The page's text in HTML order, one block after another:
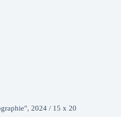
2024 / 15 x 20